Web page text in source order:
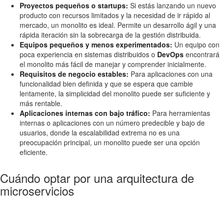
Proyectos pequeños o startups: Si estás lanzando un nuevo
producto con recursos limitados y la necesidad de ir rápido al
mercado, un monolito es ideal. Permite un desarrollo ágil y una
rápida iteración sin la sobrecarga de la gestión distribuida.
Equipos pequeños y menos experimentados: Un equipo con
poca experiencia en sistemas distribuidos o DevOps encontrará
el monolito más fácil de manejar y comprender inicialmente.
Requisitos de negocio estables: Para aplicaciones con una
funcionalidad bien definida y que se espera que cambie
lentamente, la simplicidad del monolito puede ser suficiente y
más rentable.
Aplicaciones internas con bajo tráfico: Para herramientas
internas o aplicaciones con un número predecible y bajo de
usuarios, donde la escalabilidad extrema no es una
preocupación principal, un monolito puede ser una opción
eficiente.
Cuándo optar por una arquitectura de
microservicios